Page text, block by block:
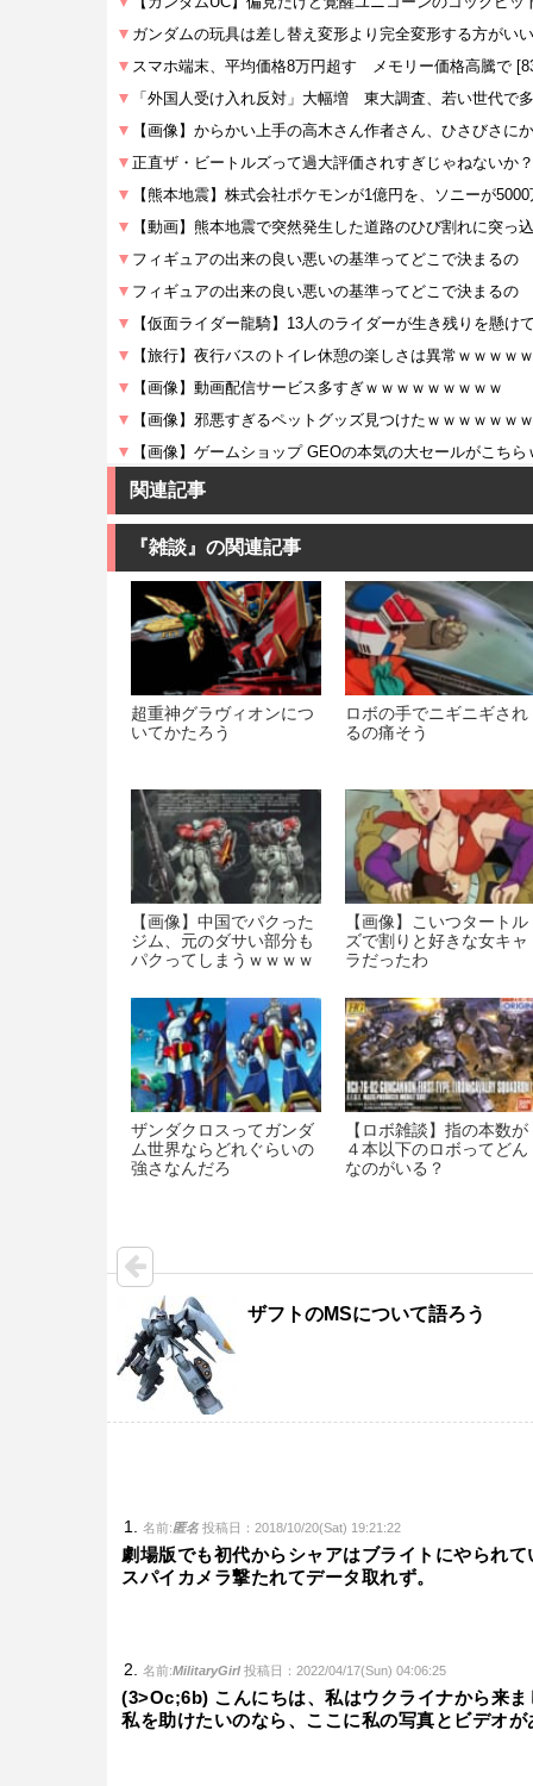
関連記事
『雑談』の関連記事
超重神グラヴィオンにつ
いてかたろう
ロボの手でニギニギされ
るの痛そう
【画像】中国でパクった
ジム、元のダサい部分も
パクってしまうｗｗｗｗ
【画像】こいつタートル
ズで割りと好きな女キャ
ラだったわ
ザンダクロスってガンダ
ム世界ならどれぐらいの
強さなんだろ
【ロボ雑談】指の本数が
４本以下のロボってどん
なのがいる？
ザフトのMSについて語ろう
名前:匿名 投稿日：2018/10/20(Sat) 19:21:22
劇場版でも初代からシャアはブライトにやられて
スパイカメラ撃たれてデータ取れず。
名前:MilitaryGirl 投稿日：2022/04/17(Sun) 04:06:25
(3>Oc;6b) こんにちは、私はウクライナから来
私を助けたいのなら、ここに私の写真とビデオ